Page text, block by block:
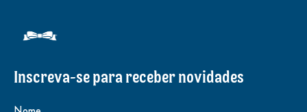
Inscreva-se para receber novidades